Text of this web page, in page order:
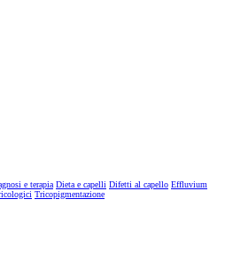
e terapia Dieta e capelli Difetti al capello Effluvium
Tricopigmentazione